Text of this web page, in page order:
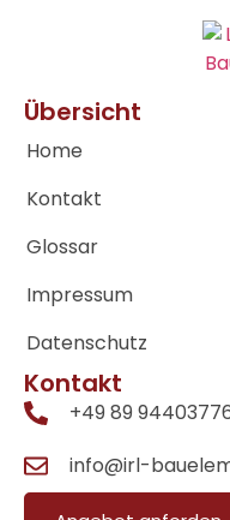
Übersicht
Home
Kontakt
Glossar
Impressum
Datenschutz
Kontakt
+49 89
info@irl-